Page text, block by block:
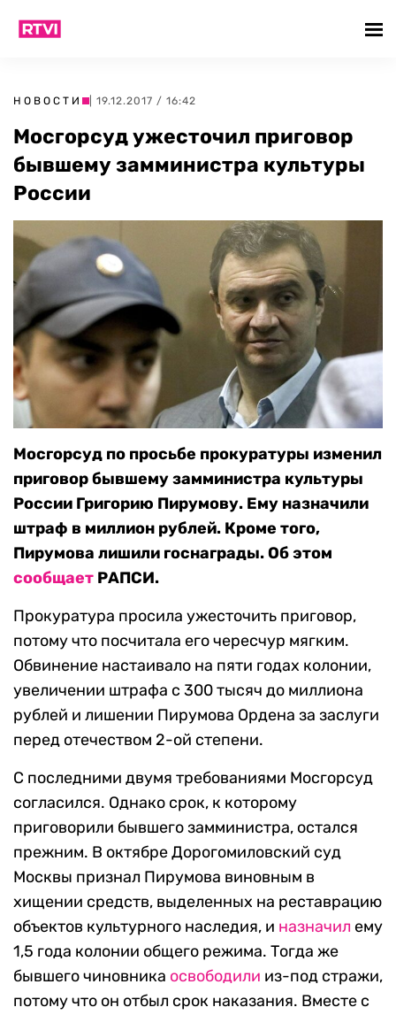
НОВОСТИ | 19.12.2017 / 16:42
Мосгорсуд ужесточил приговор
бывшему замминистра культуры
России
Мосгорсуд по просьбе прокуратуры изменил
приговор бывшему замминистра культуры
России Григорию Пирумову. Ему назначили
штраф в миллион рублей. Кроме того,
Пирумова лишили госнаграды. Об этом
сообщает РАПСИ.
Прокуратура просила ужесточить приговор,
потому что посчитала его чересчур мягким.
Обвинение настаивало на пяти годах колонии,
увеличении штрафа с 300 тысяч до миллиона
рублей и лишении Пирумова Ордена за заслуги
перед отечеством 2-ой степени.
С последними двумя требованиями Мосгорсуд
согласился. Однако срок, к которому
приговорили бывшего замминистра, остался
прежним. В октябре Дорогомиловский суд
Москвы признал Пирумова виновным в
хищении средств, выделенных на реставрацию
объектов культурного наследия, и назначил ему
1,5 года колонии общего режима. Тогда же
бывшего чиновника освободили из-под стражи,
потому что он отбыл срок наказания. Вместе с